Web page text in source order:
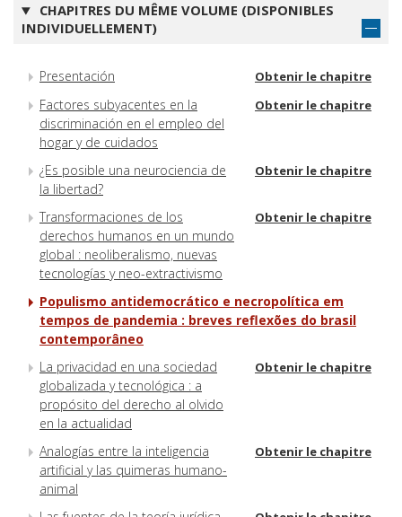
CHAPITRES DU MÊME VOLUME (DISPONIBLES
INDIVIDUELLEMENT)
Presentación Obtenir le chapitre
Factores subyacentes en la
discriminación en el empleo del
hogar y de cuidados
Obtenir le chapitre
¿Es posible una neurociencia de
la libertad?
Obtenir le chapitre
Transformaciones de los
derechos humanos en un mundo
global : neoliberalismo, nuevas
tecnologías y neo-extractivismo
Obtenir le chapitre
Populismo antidemocrático e necropolítica em
tempos de pandemia : breves reflexões do brasil
contemporâneo
La privacidad en una sociedad
globalizada y tecnológica : a
propósito del derecho al olvido
en la actualidad
Obtenir le chapitre
Analogías entre la inteligencia
artificial y las quimeras humano-
animal
Obtenir le chapitre